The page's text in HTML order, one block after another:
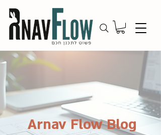
Arnav Flow Blog